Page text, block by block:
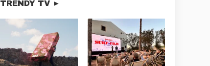
TRENDY TV ►